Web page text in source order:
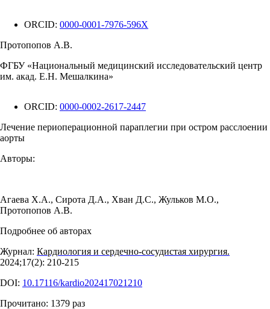
ORCID: 0000-0001-7976-596X
Протопопов А.В.
ФГБУ «Национальный медицинский исследовательский центр
им. акад. Е.Н. Мешалкина»
ORCID: 0000-0002-2617-2447
Лечение периоперационной параплегии при остром расслоении
аорты
Авторы:
Агаева Х.А., Сирота Д.А., Хван Д.С., Жульков М.О.,
Протопопов А.В.
Подробнее об авторах
Журнал: Кардиология и сердечно-сосудистая хирургия.
2024;17(2): 210‑215
DOI: 10.17116/kardio202417021210
Прочитано: 1379 раз